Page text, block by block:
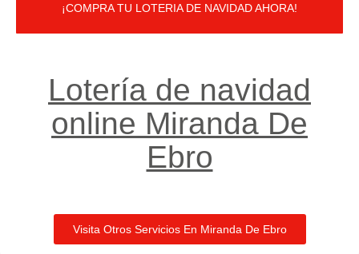
¡COMPRA TU LOTERIA DE NAVIDAD AHORA!
Lotería de navidad
online Miranda De
Ebro
Visita Otros Servicios En Miranda De Ebro